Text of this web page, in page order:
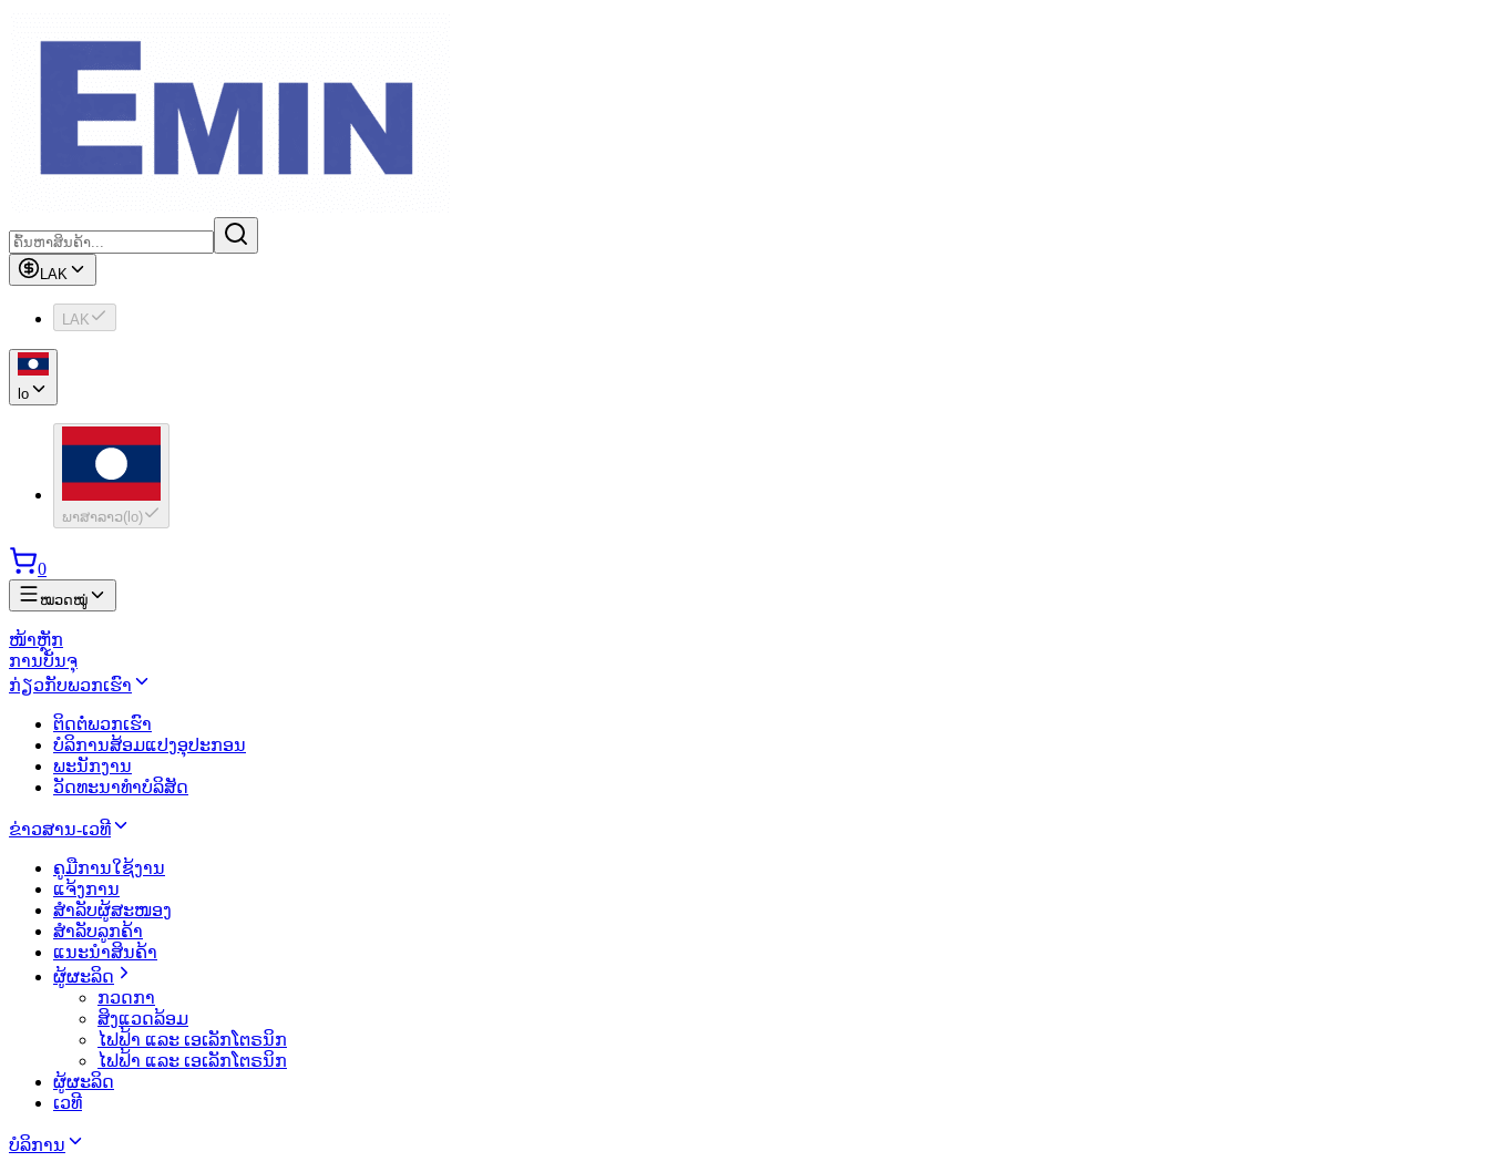
LAK
LAK
lo
ພາສາລາວ( lo)
0
ໝວດໝູ່
ໜ້າຫຼັກ
ການບັນຈຸ
ກ່ຽວກັບພວກເຮົາ
ຕິດຕໍ່ພວກເຮົາ
ບໍລິການສ້ອມແປງອຸປະກອນ
ພະນັກງານ
ວັດທະນາທຳບໍລິສັດ
ຂ່າວສານ-ເວທີ
ຄູມືການໃຊ້ງານ
ແຈ້ງການ
ສຳລັບຜູ້ສະໜອງ
ສຳລັບລູກຄ້າ
ແນະນຳສິນຄ້າ
ຜູ້ຜະລິດ
ກວດກາ
ສິງແວດລ້ອມ
ໄຟຟ້າ ແລະ ເອເລັກໂຕຣນິກ
ໄຟຟ້າ ແລະ ເອເລັກໂຕຣນິກ
ຜູ້ຜະລິດ
ເວທີ
ບໍລິການ